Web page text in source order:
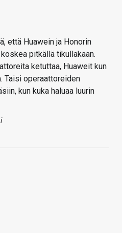
että Huawein ja Honorin
pitkällä tikullakaan.
ketuttaa, Huaweit kun
Taisi operaattoreiden
kun kuka haluaa luurin